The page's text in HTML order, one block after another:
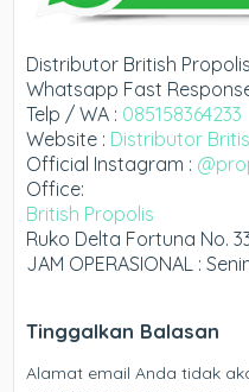
Distributor British Propolis
Whatsapp Fast
Telp / WA : 085158364233
Website : Distributor
Official Instagram :
Office:
British Propolis
Ruko Delta Fortuna No.
JAM OPERASIONAL :
Tinggalkan Balasan
Alamat email Anda tidak